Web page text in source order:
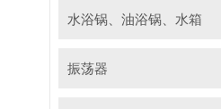
水浴锅、油浴锅、水箱
振荡器